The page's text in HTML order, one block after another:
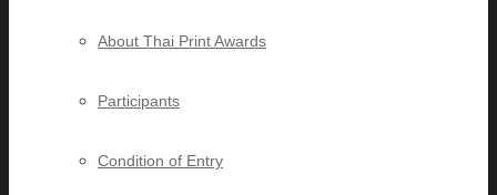
About Thai Print Awards
Participants
Condition of Entry